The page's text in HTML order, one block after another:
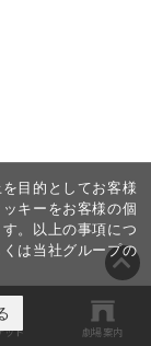
ット 劇場案内
目的としてお客様
キーをお客様の個
。以上の事項につ
は当社グループの